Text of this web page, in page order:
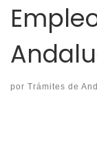
por Trámites de